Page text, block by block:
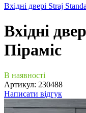
Вхідні двері Straj
Вхідні
Піраміс
В наявності
Артикул: 230488
Написати відгук